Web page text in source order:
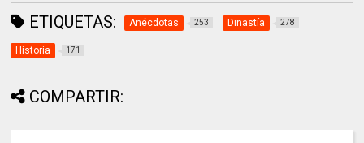
ETIQUETAS: Anécdotas 253 Dinastía 278
Historia 171
COMPARTIR: